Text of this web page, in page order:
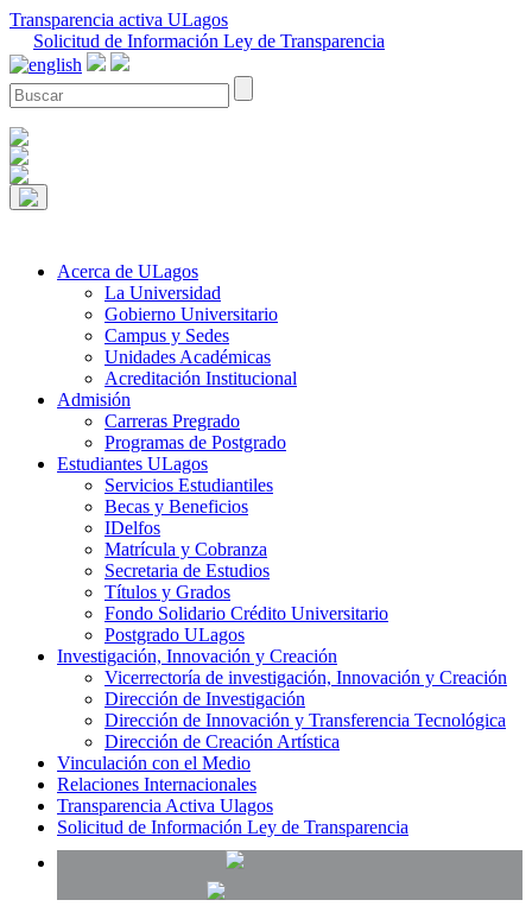
Transparencia activa ULagos
Solicitud de Información Ley de Transparencia
Acerca de ULagos
La Universidad
Gobierno Universitario
Campus y Sedes
Unidades Académicas
Acreditación Institucional
Admisión
Carreras Pregrado
Programas de Postgrado
Estudiantes ULagos
Servicios Estudiantiles
Becas y Beneficios
IDelfos
Matrícula y Cobranza
Secretaria de Estudios
Títulos y Grados
Fondo Solidario Crédito Universitario
Postgrado ULagos
Investigación, Innovación y Creación
Vicerrectoría de investigación, Innovación y Creación
Dirección de Investigación
Dirección de Innovación y Transferencia Tecnológica
Dirección de Creación Artística
Vinculación con el Medio
Relaciones Internacionales
Transparencia Activa Ulagos
Solicitud de Información Ley de Transparencia